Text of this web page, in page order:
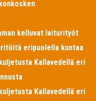
kelluvat laiturityöt
eripuolella kuntaa
Kallavedellä eri
Kallavedellä eri